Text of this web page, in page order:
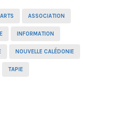
ARTS ASSOCIATION
INFORMATION
NOUVELLE CALÉDONIE
TAPIE